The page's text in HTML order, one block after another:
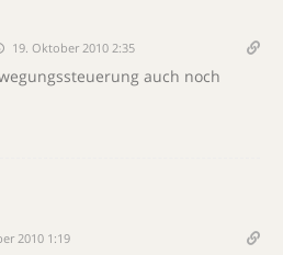
19. Oktober 2010 2:35
auch noch
2010 1:19